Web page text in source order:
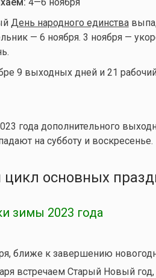
День народного единства
— 6 ноября. 3 ноября —
9 выходных дней и 21
года дополнительного
на субботу и воскресенье.
цикл основных
зимы 2023 года
ближе к завершению
встречаем Старый Новый